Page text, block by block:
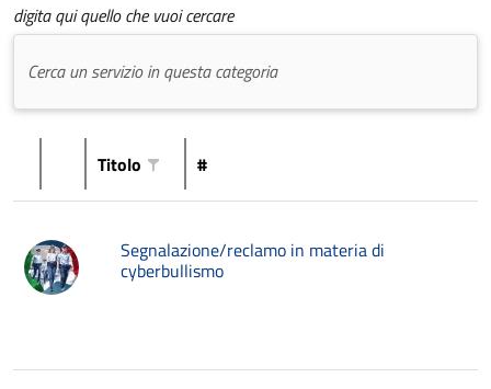
digita qui quello che vuoi cercare
Titolo #
Segnalazione/reclamo in materia di
cyberbullismo